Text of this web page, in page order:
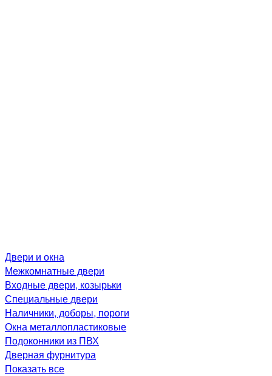
Двери и окна
Межкомнатные двери
Входные двери, козырьки
Специальные двери
Наличники, доборы, пороги
Окна металлопластиковые
Подоконники из ПВХ
Дверная фурнитура
Показать все